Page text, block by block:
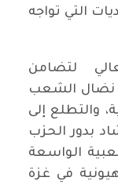
التي تواجه
لتضامن
نضال الشعب
والتطلع إلى
بدور الحزب
الواسعة
في غزة